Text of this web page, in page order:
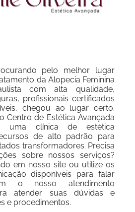
pelo melhor lugar
da Alopecia Feminina
com alta qualidade,
profissionais certificados
chegou ao lugar certo.
Centro de Estética Avançada
uma clínica de estética
de alto padrão para
transformadores. Precisa
sobre nossos serviços?
em nosso site ou utilize os
disponíveis para falar
o nosso atendimento
atender suas dúvidas e
e procedimentos.